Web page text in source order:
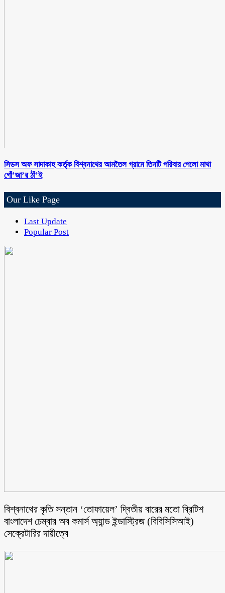
সিডস অফ সাদাকাহ কর্তৃক বিশ্বনাথের আমতৈল গ্রামে তিনটি পরিবার পেলো মাথা
গোঁ’জা’র ঠাঁ’ই
Our Like Page
Last Update
Popular Post
বিশ্বনাথের কৃতি সন্তান ‘তোফায়েল’ দ্বিতীয় বারের মতো ব্রিটিশ
বাংলাদেশ চেম্বার অব কমার্স অ্যান্ড ইন্ডাস্ট্রিজ (বিবিসিসিআই)
সেক্রেটারির দায়ীত্বে